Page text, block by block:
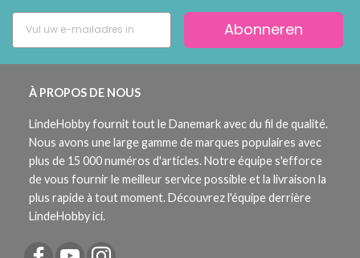
Abonneren
À PROPOS DE NOUS
LindeHobby fournit tout le Danemark avec du fil de qualité.
Nous avons une large gamme de marques populaires avec
plus de 15 000 numéros d'articles. Notre équipe s'efforce
de vous fournir le meilleur service possible et la livraison la
plus rapide à tout moment. Découvrez l'équipe derrière
LindeHobby ici.